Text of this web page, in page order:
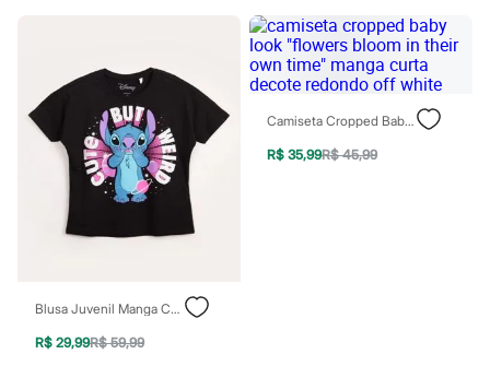
Sawary
Acessórios
Blusas
Calçados
Leggings
Shorts e Bermudas
Moda íntima
Calcinhas
Cintas e Modeladores
Meias
Moda praia
Biquínis
Maiôs
Blusa Juvenil Manga Curta Stitch Preto
R$ 29,99R$ 59,99
Camiseta Cropped Baby Look "flowers Bloom In Their Own Time" Manga Curta Decote Redondo Off White
R$ 35,99R$ 45,99